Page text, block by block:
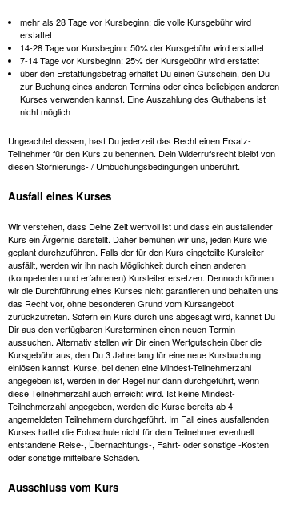
mehr als 28 Tage vor Kursbeginn: die volle Kursgebühr wird
erstattet
14-28 Tage vor Kursbeginn: 50% der Kursgebühr wird erstattet
7-14 Tage vor Kursbeginn: 25% der Kursgebühr wird erstattet
über den Erstattungsbetrag erhältst Du einen Gutschein, den Du
zur Buchung eines anderen Termins oder eines beliebigen anderen
Kurses verwenden kannst. Eine Auszahlung des Guthabens ist
nicht möglich
Ungeachtet dessen, hast Du jederzeit das Recht einen Ersatz-
Teilnehmer für den Kurs zu benennen. Dein Widerrufsrecht bleibt von
diesen Stornierungs- / Umbuchungsbedingungen unberührt.
Ausfall eines Kurses
Wir verstehen, dass Deine Zeit wertvoll ist und dass ein ausfallender
Kurs ein Ärgernis darstellt. Daher bemühen wir uns, jeden Kurs wie
geplant durchzuführen. Falls der für den Kurs eingeteilte Kursleiter
ausfällt, werden wir ihn nach Möglichkeit durch einen anderen
(kompetenten und erfahrenen) Kursleiter ersetzen. Dennoch können
wir die Durchführung eines Kurses nicht garantieren und behalten uns
das Recht vor, ohne besonderen Grund vom Kursangebot
zurückzutreten. Sofern ein Kurs durch uns abgesagt wird, kannst Du
Dir aus den verfügbaren Kursterminen einen neuen Termin
aussuchen. Alternativ stellen wir Dir einen Wertgutschein über die
Kursgebühr aus, den Du 3 Jahre lang für eine neue Kursbuchung
einlösen kannst. Kurse, bei denen eine Mindest-Teilnehmerzahl
angegeben ist, werden in der Regel nur dann durchgeführt, wenn
diese Teilnehmerzahl auch erreicht wird. Ist keine Mindest-
Teilnehmerzahl angegeben, werden die Kurse bereits ab 4
angemeldeten Teilnehmern durchgeführt. Im Fall eines ausfallenden
Kurses haftet die Fotoschule nicht für dem Teilnehmer eventuell
entstandene Reise-, Übernachtungs-, Fahrt- oder sonstige -Kosten
oder sonstige mittelbare Schäden.
Ausschluss vom Kurs